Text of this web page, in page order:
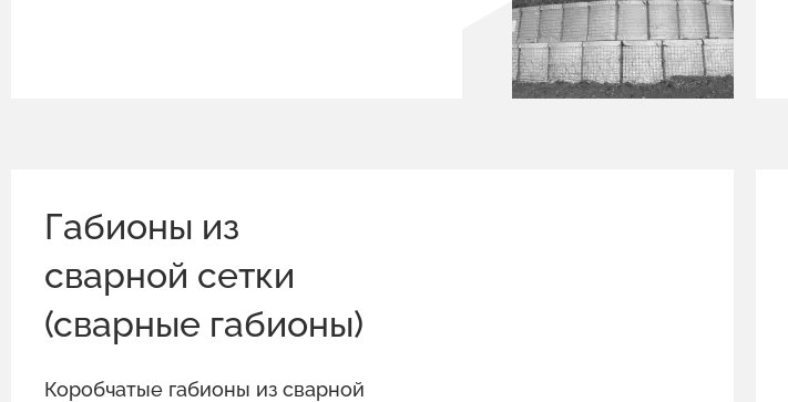
Габионы из
сварной сетки
(сварные габионы)
Коробчатые габионы из сварной